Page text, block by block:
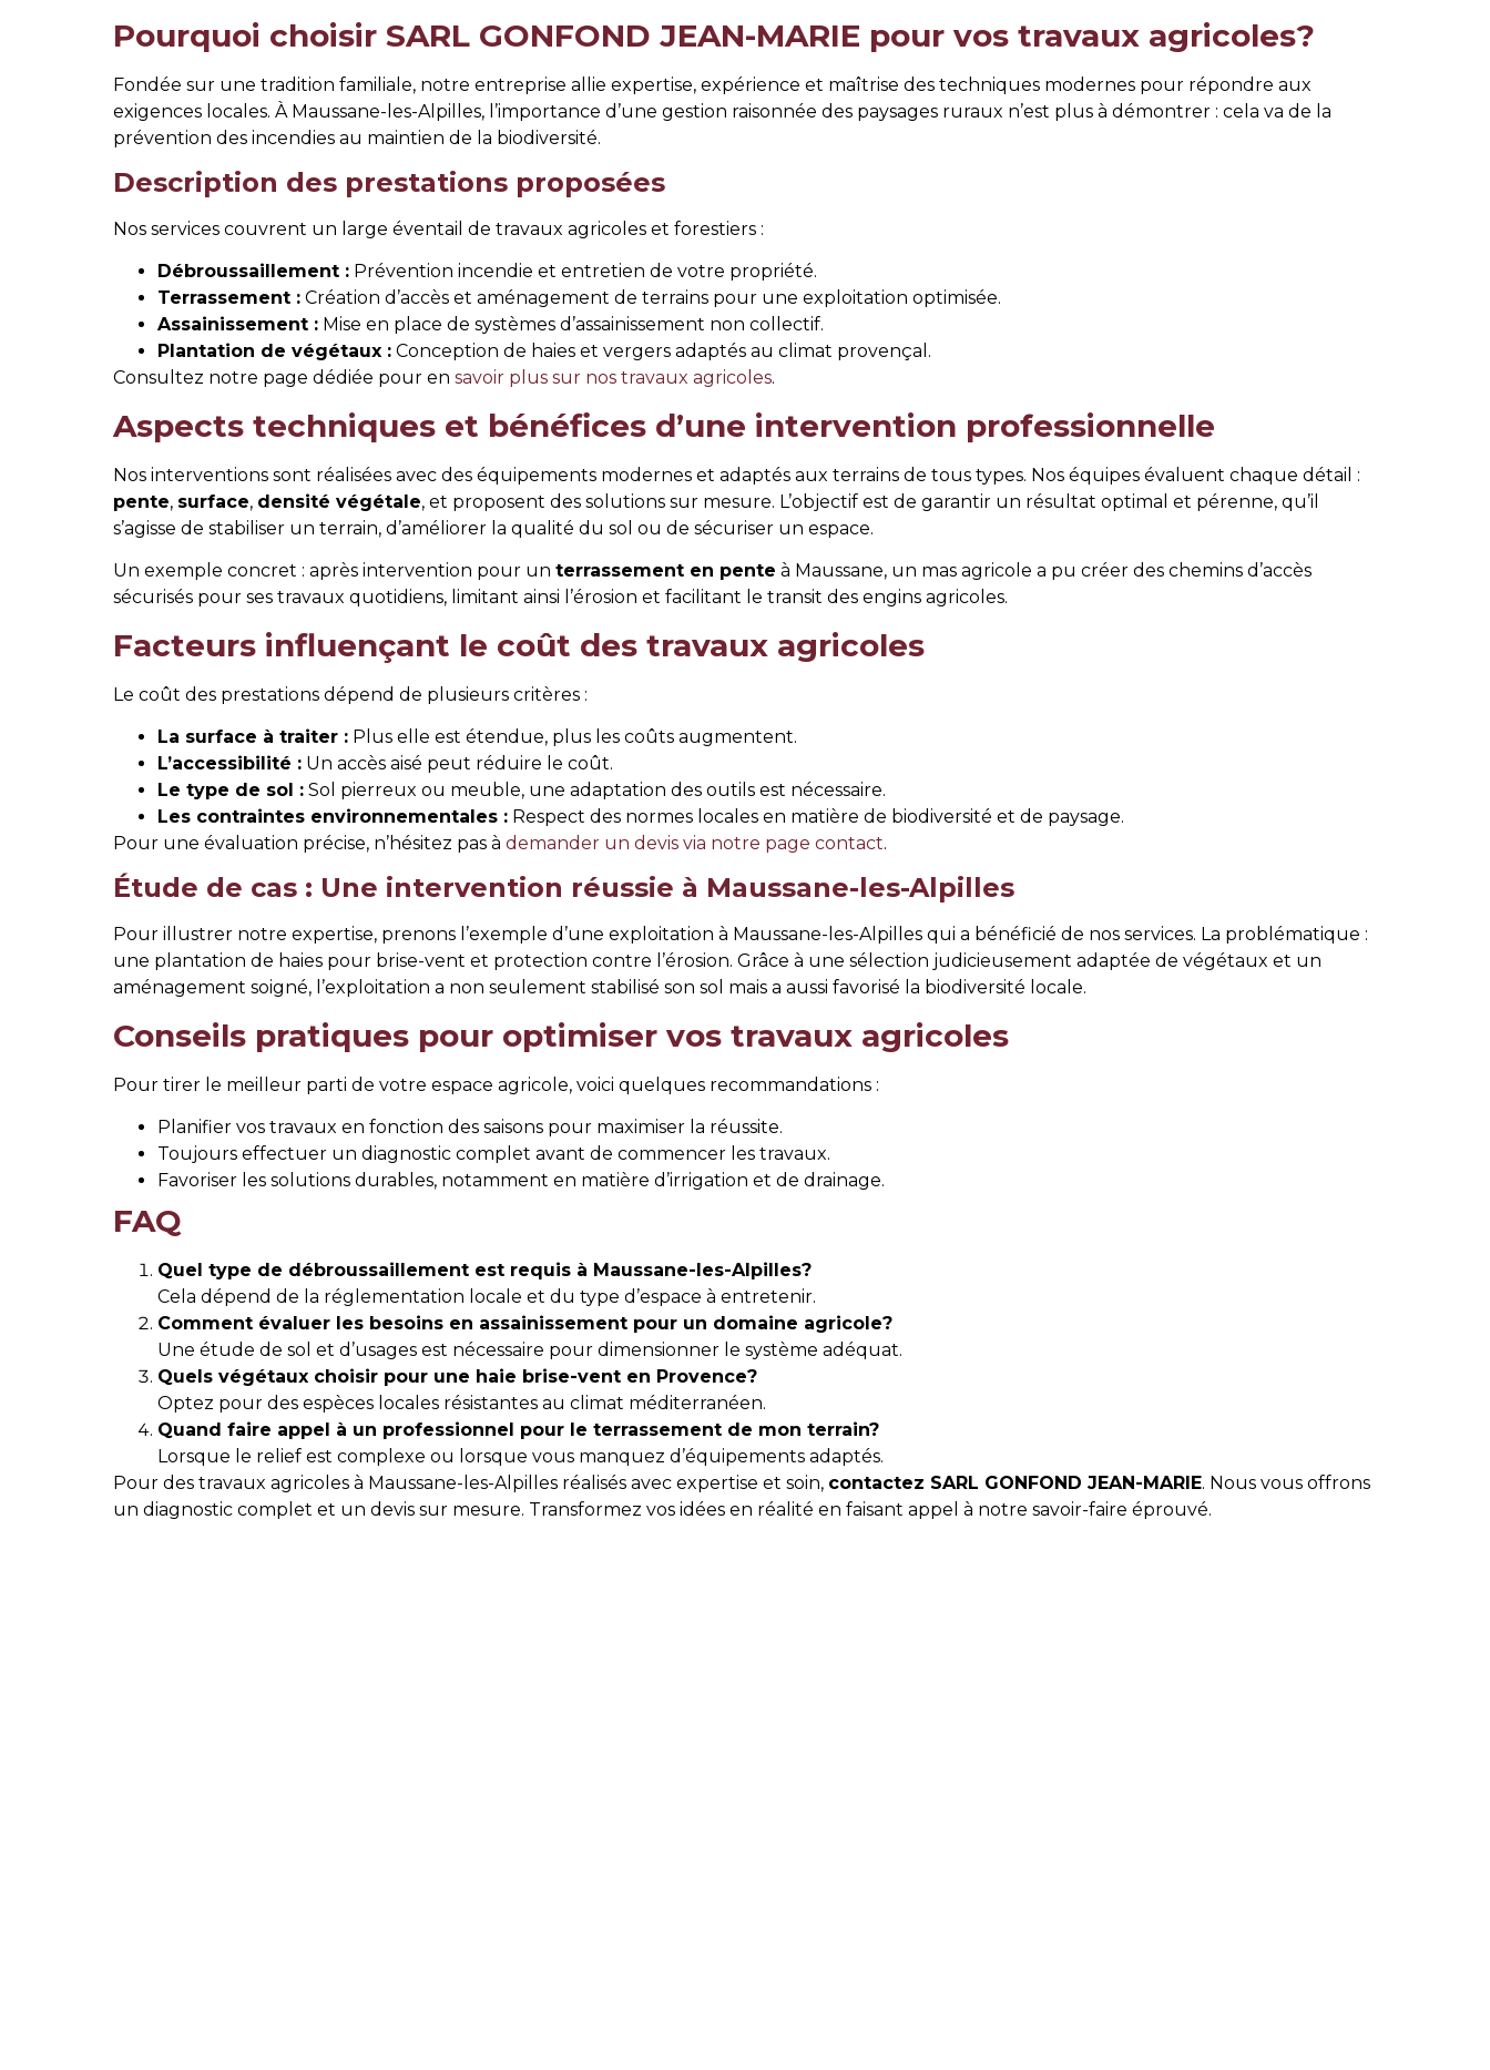
Pourquoi choisir SARL GONFOND JEAN-MARIE pour vos travaux agricoles?
Fondée sur une tradition familiale, notre entreprise allie expertise, expérience et maîtrise des techniques modernes pour répondre aux
exigences locales. À Maussane-les-Alpilles, l’importance d’une gestion raisonnée des paysages ruraux n’est plus à démontrer : cela va de la
prévention des incendies au maintien de la biodiversité.
Description des prestations proposées
Nos services couvrent un large éventail de travaux agricoles et forestiers :
Débroussaillement : Prévention incendie et entretien de votre propriété.
Terrassement : Création d’accès et aménagement de terrains pour une exploitation optimisée.
Assainissement : Mise en place de systèmes d’assainissement non collectif.
Plantation de végétaux : Conception de haies et vergers adaptés au climat provençal.
Consultez notre page dédiée pour en savoir plus sur nos travaux agricoles.
Aspects techniques et bénéfices d’une intervention professionnelle
Nos interventions sont réalisées avec des équipements modernes et adaptés aux terrains de tous types. Nos équipes évaluent chaque détail :
pente, surface, densité végétale, et proposent des solutions sur mesure. L’objectif est de garantir un résultat optimal et pérenne, qu’il
s’agisse de stabiliser un terrain, d’améliorer la qualité du sol ou de sécuriser un espace.
Un exemple concret : après intervention pour un terrassement en pente à Maussane, un mas agricole a pu créer des chemins d’accès
sécurisés pour ses travaux quotidiens, limitant ainsi l’érosion et facilitant le transit des engins agricoles.
Facteurs influençant le coût des travaux agricoles
Le coût des prestations dépend de plusieurs critères :
La surface à traiter : Plus elle est étendue, plus les coûts augmentent.
L’accessibilité : Un accès aisé peut réduire le coût.
Le type de sol : Sol pierreux ou meuble, une adaptation des outils est nécessaire.
Les contraintes environnementales : Respect des normes locales en matière de biodiversité et de paysage.
Pour une évaluation précise, n’hésitez pas à demander un devis via notre page contact.
Étude de cas : Une intervention réussie à Maussane-les-Alpilles
Pour illustrer notre expertise, prenons l’exemple d’une exploitation à Maussane-les-Alpilles qui a bénéficié de nos services. La problématique :
une plantation de haies pour brise-vent et protection contre l’érosion. Grâce à une sélection judicieusement adaptée de végétaux et un
aménagement soigné, l’exploitation a non seulement stabilisé son sol mais a aussi favorisé la biodiversité locale.
Conseils pratiques pour optimiser vos travaux agricoles
Pour tirer le meilleur parti de votre espace agricole, voici quelques recommandations :
Planifier vos travaux en fonction des saisons pour maximiser la réussite.
Toujours effectuer un diagnostic complet avant de commencer les travaux.
Favoriser les solutions durables, notamment en matière d’irrigation et de drainage.
FAQ
Quel type de débroussaillement est requis à Maussane-les-Alpilles?
Cela dépend de la réglementation locale et du type d’espace à entretenir.
Comment évaluer les besoins en assainissement pour un domaine agricole?
Une étude de sol et d’usages est nécessaire pour dimensionner le système adéquat.
Quels végétaux choisir pour une haie brise-vent en Provence?
Optez pour des espèces locales résistantes au climat méditerranéen.
Quand faire appel à un professionnel pour le terrassement de mon terrain?
Lorsque le relief est complexe ou lorsque vous manquez d’équipements adaptés.
Pour des travaux agricoles à Maussane-les-Alpilles réalisés avec expertise et soin, contactez SARL GONFOND JEAN-MARIE. Nous vous offrons
un diagnostic complet et un devis sur mesure. Transformez vos idées en réalité en faisant appel à notre savoir-faire éprouvé.